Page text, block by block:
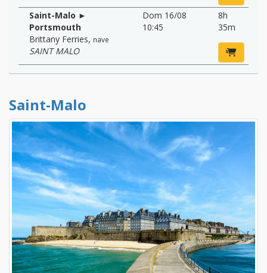
Saint-Malo ►
Portsmouth
Brittany Ferries, nave
SAINT MALO
Dom 16/08
10:45
8h
35m
Saint-Malo